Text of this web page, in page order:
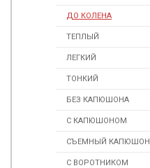
ДО КОЛЕНА
ТЕПЛЫЙ
ЛЕГКИЙ
ТОНКИЙ
БЕЗ КАПЮШОНА
С КАПЮШОНОМ
СЪЕМНЫЙ КАПЮШОН
С ВОРОТНИКОМ